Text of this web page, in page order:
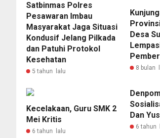
Satbinmas Polres
Pesawaran Imbau
Masyarakat Jaga Situasi
Kondusif Jelang Pilkada
dan Patuhi Protokol
Kesehatan
5 tahun lalu
Desa
8 bulan
Kecelakaan, Guru SMK 2
Mei Kritis
6 tahun lalu
Dan
6 tahun